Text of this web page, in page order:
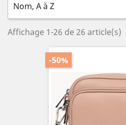
Nom, A à Z
Affichage 1-26 de 26 article(s)
-50%